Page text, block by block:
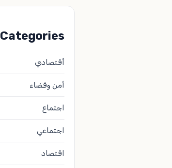
Categories
أقتصادي
أمن وقضاء
اجتماع
اجتماعي
اقتصاد